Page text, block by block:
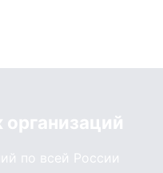
по всей России